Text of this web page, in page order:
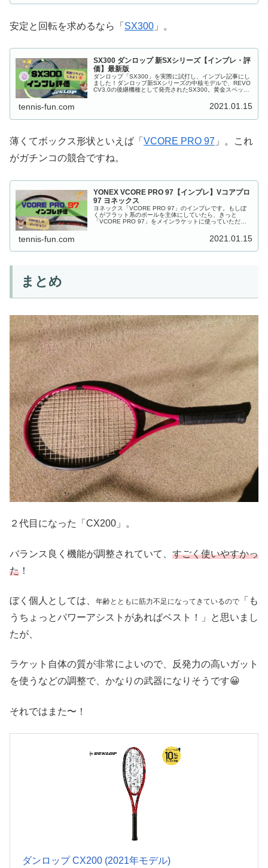
安定と回転を求めるなら「 SX300 」。
SX300 ダンロップ 新SXシリーズ【インプレ・評
価】最新版
ダンロップ「SX300」を実際に試打し、インプレ記事にし
ました！ダンロップ新SXシリーズの中核モデルで、REVO
CV3.0の後継機種として発売されたSX300。黄金スペック
CX200と比較し、SX300をレビューしています。
tennis-fun.com 2021.01.15
薄くてボックス形状といえば「 VCORE PRO 97 」。これ
がガチンコの競合ですね。
YONEX VCORE PRO 97【インプレ】Vコアプロ
97 ヨネックス
ヨネックス「VCORE PRO 97」のインプレです。もしぼ
くがフラット系のボールを主体にしていたら、きっと
「VCORE PRO 97」をメインラケットに使っていただろ
tennis-fun.com 2021.01.15
まとめ
２代目になった「CX200」。
バランス良く機能が調整されていて、 すごく使いやすかっ
た ！
ぼく個人としては、 年齢とともに筋力不足になってきているので
「も
うちょっとパワーアシストがあればベスト！」と思いまし
たが、
ラケット自体の質が非常によいので、反発力の高いガット
を使うなどの調整で、かなりの武器になりそうです😀
それではまた〜！
ダンロップ CX200 (2021年モデル)